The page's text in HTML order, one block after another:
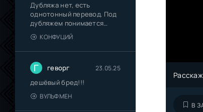
Дубляжа нет, есть
однотонный перевод. Под
дубляжем понимается
многоголосый
КОНФУЦИЙ
Г геворг 23.05.25
дешёвый бред!!!
ВУЛЬФМЕН
В